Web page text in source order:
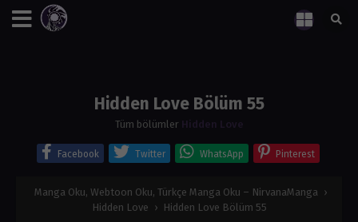
Hidden Love Bölüm 55
Tüm bölümler Hidden Love
Facebook Twitter WhatsApp Pinterest
Manga Oku, Webtoon Oku, Türkçe Manga Oku – NirvanaManga ›
Hidden Love › Hidden Love Bölüm 55